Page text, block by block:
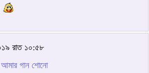
রাত ১০:৫৮
গান শোনো